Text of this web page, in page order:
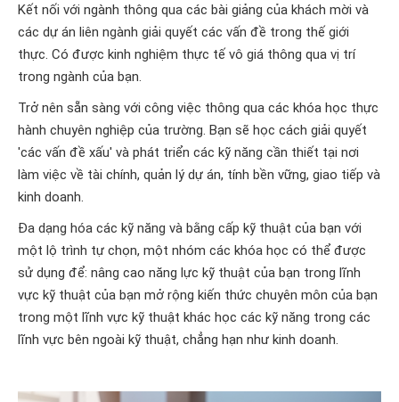
Kết nối với ngành thông qua các bài giảng của khách mời và
các dự án liên ngành giải quyết các vấn đề trong thế giới
thực. Có được kinh nghiệm thực tế vô giá thông qua vị trí
trong ngành của bạn.
Trở nên sẵn sàng với công việc thông qua các khóa học thực
hành chuyên nghiệp của trường. Bạn sẽ học cách giải quyết
'các vấn đề xấu' và phát triển các kỹ năng cần thiết tại nơi
làm việc về tài chính, quản lý dự án, tính bền vững, giao tiếp và
kinh doanh.
Đa dạng hóa các kỹ năng và bằng cấp kỹ thuật của bạn với
một lộ trình tự chọn, một nhóm các khóa học có thể được
sử dụng để: nâng cao năng lực kỹ thuật của bạn trong lĩnh
vực kỹ thuật của bạn mở rộng kiến thức chuyên môn của bạn
trong một lĩnh vực kỹ thuật khác học các kỹ năng trong các
lĩnh vực bên ngoài kỹ thuật, chẳng hạn như kinh doanh.